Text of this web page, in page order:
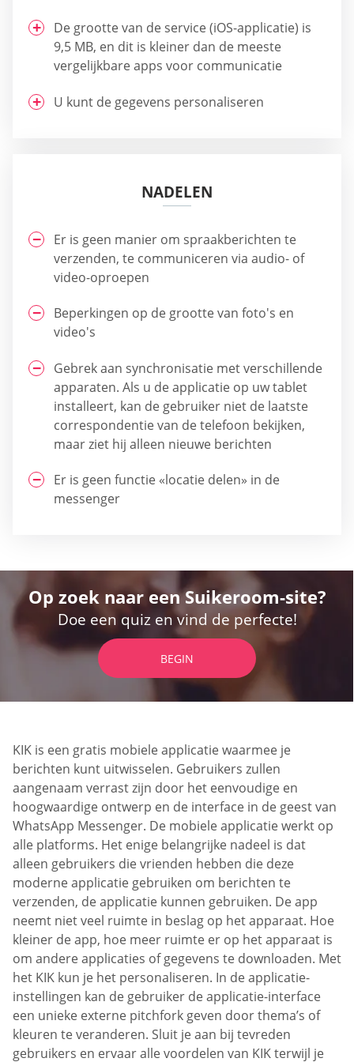
De grootte van de service (iOS-applicatie) is
9,5 MB, en dit is kleiner dan de meeste
vergelijkbare apps voor communicatie
U kunt de gegevens personaliseren
NADELEN
Er is geen manier om spraakberichten te
verzenden, te communiceren via audio- of
video-oproepen
Beperkingen op de grootte van foto's en
video's
Gebrek aan synchronisatie met verschillende
apparaten. Als u de applicatie op uw tablet
installeert, kan de gebruiker niet de laatste
correspondentie van de telefoon bekijken,
maar ziet hij alleen nieuwe berichten
Er is geen functie «locatie delen» in de
messenger
Op zoek naar een Suikeroom-site?
Doe een quiz en vind de perfecte!
BEGIN
KIK is een gratis mobiele applicatie waarmee je
berichten kunt uitwisselen. Gebruikers zullen
aangenaam verrast zijn door het eenvoudige en
hoogwaardige ontwerp en de interface in de geest van
WhatsApp Messenger. De mobiele applicatie werkt op
alle platforms. Het enige belangrijke nadeel is dat
alleen gebruikers die vrienden hebben die deze
moderne applicatie gebruiken om berichten te
verzenden, de applicatie kunnen gebruiken. De app
neemt niet veel ruimte in beslag op het apparaat. Hoe
kleiner de app, hoe meer ruimte er op het apparaat is
om andere applicaties of gegevens te downloaden. Met
het KIK kun je het personaliseren. In de applicatie-
instellingen kan de gebruiker de applicatie-interface
een unieke externe pitchfork geven door thema’s of
kleuren te veranderen. Sluit je aan bij tevreden
gebruikers en ervaar alle voordelen van KIK terwijl je